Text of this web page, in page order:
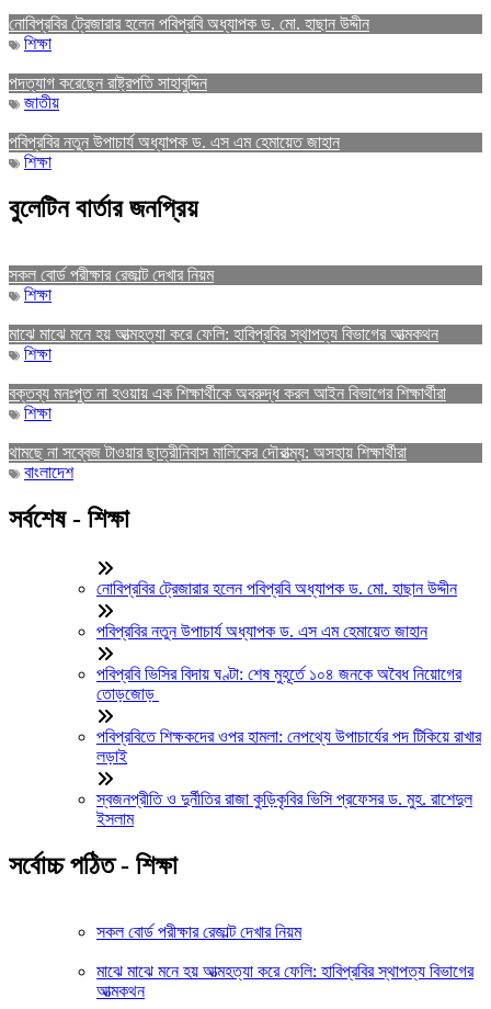
নোবিপ্রবির ট্রেজারার হলেন পবিপ্রবি অধ্যাপক ড. মো. হাছান উদ্দীন
শিক্ষা
পদত্যাগ করেছেন রাষ্ট্রপতি সাহাবুদ্দিন
জাতীয়
পবিপ্রবির নতুন উপাচার্য অধ্যাপক ড. এস এম হেমায়েত জাহান
শিক্ষা
বুলেটিন বার্তার জনপ্রিয়
সকল বোর্ড পরীক্ষার রেজাল্ট দেখার নিয়ম
শিক্ষা
মাঝে মাঝে মনে হয় আত্মহত্যা করে ফেলি: হাবিপ্রবির স্থাপত্য বিভাগের আত্মকথন
শিক্ষা
বক্তব্য মনঃপুত না হওয়ায় এক শিক্ষার্থীকে অবরুদ্ধ করল আইন বিভাগের শিক্ষার্থীরা
শিক্ষা
থামছে না সব্বেজ টাওয়ার ছাত্রীনিবাস মালিকের দৌরাত্ম্য: অসহায় শিক্ষার্থীরা
বাংলাদেশ
সর্বশেষ - শিক্ষা
নোবিপ্রবির ট্রেজারার হলেন পবিপ্রবি অধ্যাপক ড. মো. হাছান উদ্দীন
পবিপ্রবির নতুন উপাচার্য অধ্যাপক ড. এস এম হেমায়েত জাহান
পবিপ্রবি ভিসির বিদায় ঘণ্টা: শেষ মুহূর্তে ১০৪ জনকে অবৈধ নিয়োগের
তোড়জোড়
পবিপ্রবিতে শিক্ষকদের ওপর হামলা: নেপথ্যে উপাচার্যের পদ টিকিয়ে রাখার
লড়াই
স্বজনপ্রীতি ও দুর্নীতির রাজা কুড়িকৃবির ভিসি প্রফেসর ড. মুহ. রাশেদুল
ইসলাম
সর্বোচ্চ পঠিত - শিক্ষা
সকল বোর্ড পরীক্ষার রেজাল্ট দেখার নিয়ম
মাঝে মাঝে মনে হয় আত্মহত্যা করে ফেলি: হাবিপ্রবির স্থাপত্য বিভাগের
আত্মকথন